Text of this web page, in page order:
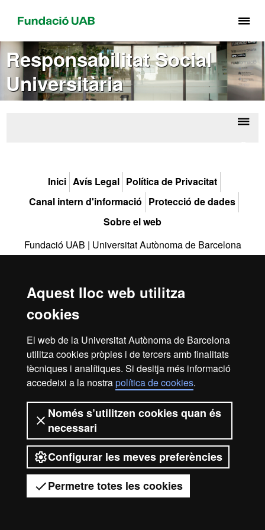
Aquest lloc web utilitza
cookies
El web de la Universitat Autònoma de Barcelona
utilitza cookies pròpies i de tercers amb finalitats
tècniques i analítiques. Si desitja més informació
accedeixi a la nostrapolítica de cookies.
Només s’utilitzen cookies quan és
necessari
Configurar les meves preferències
Permetre totes les cookies
el
de
Responsabilitat Social
Universitària
Inici Avís Legal Política de Privacitat
Canal intern d'informació Protecció de dades
Sobre el web
Fundació UAB | Universitat Autònoma de Barcelona
Barcelona que col·labora en el foment i la realització
d’activitats docents, de recerca i d’acció social, i en la
prestació de serveis comercials i de gestió patrimonial
UAB com al públic en general, empreses i institucions, a
través de la coordinació de diverses entitats i serveis.
2026 Universitat Autònoma de Barcelona